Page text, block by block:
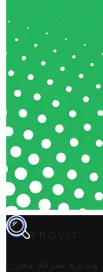
TROVIT
شركة مخزن